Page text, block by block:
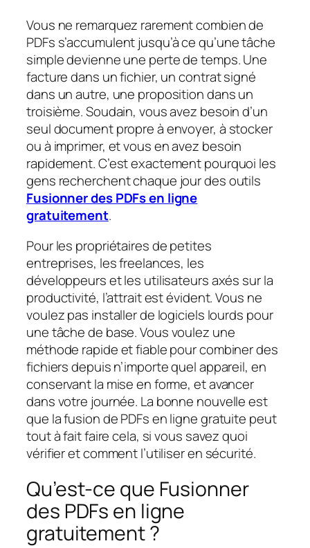
Vous ne remarquez rarement combien de
PDFs s’accumulent jusqu’à ce qu’une tâche
simple devienne une perte de temps. Une
facture dans un fichier, un contrat signé
dans un autre, une proposition dans un
troisième. Soudain, vous avez besoin d’un
seul document propre à envoyer, à stocker
ou à imprimer, et vous en avez besoin
rapidement. C’est exactement pourquoi les
gens recherchent chaque jour des outils
Fusionner des PDFs en ligne
gratuitement.
Pour les propriétaires de petites
entreprises, les freelances, les
développeurs et les utilisateurs axés sur la
productivité, l’attrait est évident. Vous ne
voulez pas installer de logiciels lourds pour
une tâche de base. Vous voulez une
méthode rapide et fiable pour combiner des
fichiers depuis n’importe quel appareil, en
conservant la mise en forme, et avancer
dans votre journée. La bonne nouvelle est
que la fusion de PDFs en ligne gratuite peut
tout à fait faire cela, si vous savez quoi
vérifier et comment l’utiliser en sécurité.
Qu’est-ce que Fusionner
des PDFs en ligne
gratuitement ?